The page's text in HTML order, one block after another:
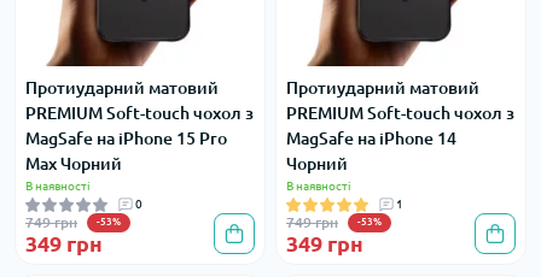
Протиударний матовий
PREMIUM Soft-touch чохол з
MagSafe на iPhone 15 Pro
Max Чорний
В наявності
0
749 грн -53%
349 грн
Протиударний матовий
PREMIUM Soft-touch чохол з
MagSafe на iPhone 14
Чорний
В наявності
1
749 грн -53%
349 грн